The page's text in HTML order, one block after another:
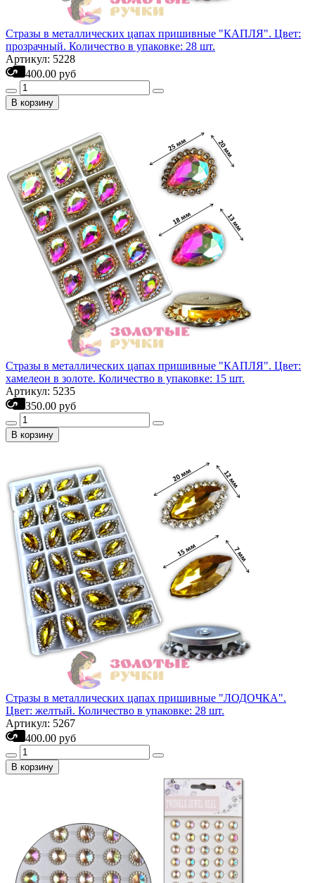
Стразы в металлических цапах пришивные "КАПЛЯ". Цвет:
прозрачный. Количество в упаковке: 28 шт.
Артикул: 5228
400.00 руб
В корзину
Стразы в металлических цапах пришивные "КАПЛЯ". Цвет:
хамелеон в золоте. Количество в упаковке: 15 шт.
Артикул: 5235
350.00 руб
В корзину
Стразы в металлических цапах пришивные "ЛОДОЧКА".
Цвет: желтый. Количество в упаковке: 28 шт.
Артикул: 5267
400.00 руб
В корзину